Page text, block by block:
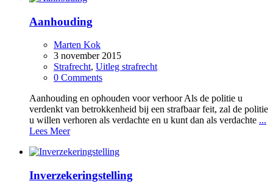
Aanhouding
Marten Kok
3 november 2015
Strafrecht, Uitleg strafrecht
0 Comments
Aanhouding en ophouden voor verhoor Als de politie u
verdenkt van betrokkenheid bij een strafbaar feit, zal de politie
u willen verhoren als verdachte en u kunt dan als verdachte ...
Lees Meer
Inverzekeringstelling